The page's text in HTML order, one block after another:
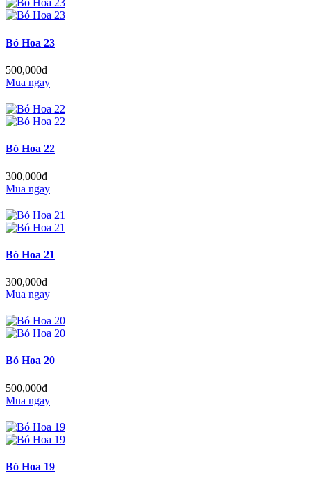
Bó Hoa 23
500,000đ
Mua ngay
Bó Hoa 22
300,000đ
Mua ngay
Bó Hoa 21
300,000đ
Mua ngay
Bó Hoa 20
500,000đ
Mua ngay
Bó Hoa 19